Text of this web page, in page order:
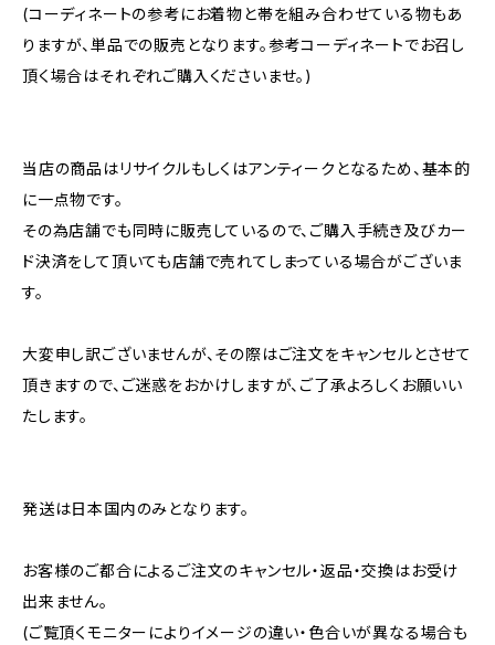
(コーディネートの参考にお着物と帯を組み合わせている物もあ
りますが、単品での販売となります。参考コーディネートでお召し
頂く場合はそれぞれご購入くださいませ。)
当店の商品はリサイクルもしくはアンティークとなるため、基本的
に一点物です。
その為店舗でも同時に販売しているので、ご購入手続き及びカー
ド決済をして頂いても店舗で売れてしまっている場合がございま
す。
大変申し訳ございませんが、その際はご注文をキャンセルとさせて
頂きますので、ご迷惑をおかけしますが、ご了承よろしくお願いい
たします。
発送は日本国内のみとなります。
お客様のご都合によるご注文のキャンセル・返品・交換はお受け
出来ません。
(ご覧頂くモニターによりイメージの違い・色合いが異なる場合も